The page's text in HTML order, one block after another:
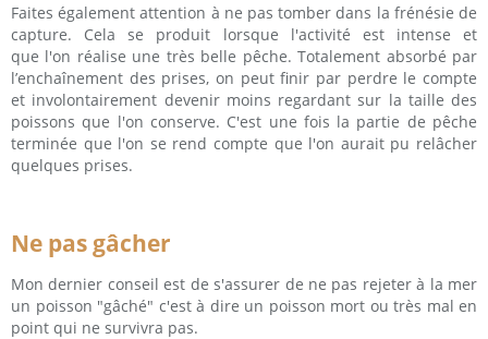
Faites également attention à ne pas tomber dans la frénésie de
capture. Cela se produit lorsque l'activité est intense et
que l'on réalise une très belle pêche. Totalement absorbé par
l’enchaînement des prises, on peut finir par perdre le compte
et involontairement devenir moins regardant sur la taille des
poissons que l'on conserve. C'est une fois la partie de pêche
terminée que l'on se rend compte que l'on aurait pu relâcher
quelques prises.
Ne pas gâcher
Mon dernier conseil est de s'assurer de ne pas rejeter à la mer
un poisson "gâché" c'est à dire un poisson mort ou très mal en
point qui ne survivra pas.